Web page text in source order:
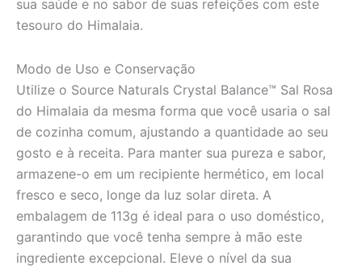
sua saúde e no sabor de suas refeições com este
tesouro do Himalaia.
Modo de Uso e Conservação
Utilize o Source Naturals Crystal Balance™ Sal Rosa
do Himalaia da mesma forma que você usaria o sal
de cozinha comum, ajustando a quantidade ao seu
gosto e à receita. Para manter sua pureza e sabor,
armazene-o em um recipiente hermético, em local
fresco e seco, longe da luz solar direta. A
embalagem de 113g é ideal para o uso doméstico,
garantindo que você tenha sempre à mão este
ingrediente excepcional. Eleve o nível da sua